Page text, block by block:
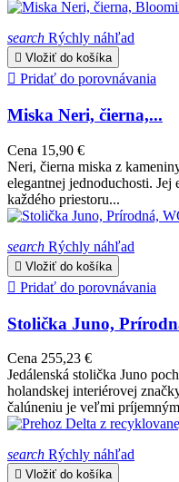
search Rýchly náhľad
 Vložiť do košíka
 Pridať do porovnávania
Miska Neri, čierna,...
Cena 15,90 €
Neri, čierna miska z
elegantnej jednoduchosti. Jej
každého priestoru...
search Rýchly náhľad
 Vložiť do košíka
 Pridať do porovnávania
Stolička Juno,
Cena 255,23 €
Jedálenská stolička Juno
holandskej interiérovej
čalúneniu je veľmi
search Rýchly náhľad
 Vložiť do košíka